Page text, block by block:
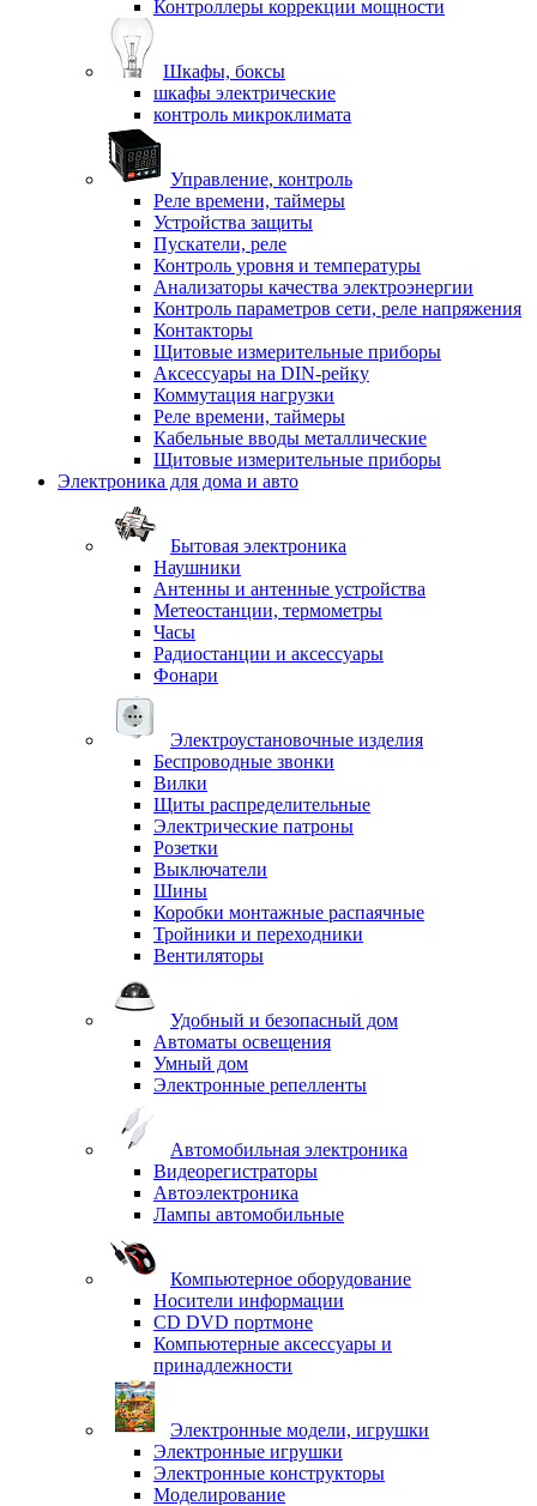
Контроллеры коррекции мощности
Шкафы, боксы
шкафы электрические
контроль микроклимата
Управление, контроль
Реле времени, таймеры
Устройства защиты
Пускатели, реле
Контроль уровня и температуры
Анализаторы качества электроэнергии
Контроль параметров сети, реле напряжения
Контакторы
Щитовые измерительные приборы
Аксессуары на DIN-рейку
Коммутация нагрузки
Реле времени, таймеры
Кабельные вводы металлические
Щитовые измерительные приборы
Электроника для дома и авто
Бытовая электроника
Наушники
Антенны и антенные устройства
Метеостанции, термометры
Часы
Радиостанции и аксессуары
Фонари
Электроустановочные изделия
Беспроводные звонки
Вилки
Щиты распределительные
Электрические патроны
Розетки
Выключатели
Шины
Коробки монтажные распаячные
Тройники и переходники
Вентиляторы
Удобный и безопасный дом
Автоматы освещения
Умный дом
Электронные репелленты
Автомобильная электроника
Видеорегистраторы
Автоэлектроника
Лампы автомобильные
Компьютерное оборудование
Носители информации
CD DVD портмоне
Компьютерные аксессуары и
принадлежности
Электронные модели, игрушки
Электронные игрушки
Электронные конструкторы
Моделирование